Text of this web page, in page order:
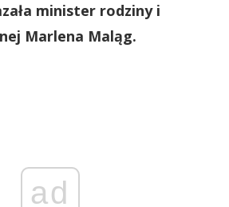
minister rodziny i
Marlena Maląg.
ad